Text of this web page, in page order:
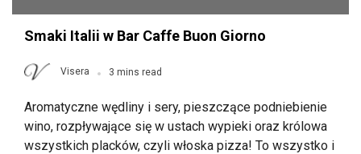
Smaki Italii w Bar Caffe Buon Giorno
Visera 3 mins read
Aromatyczne wędliny i sery, pieszczące podniebienie
wino, rozpływające się w ustach wypieki oraz królowa
wszystkich placków, czyli włoska pizza! To wszystko i